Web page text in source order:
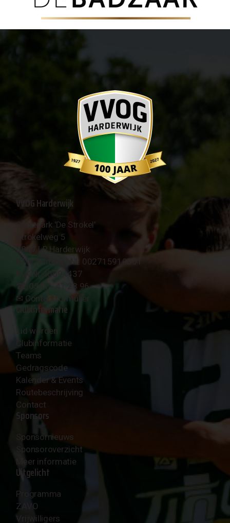
VVOG Harderwijk
Sportpark 'De Strokel'
Strokelweg 5
3847 LR Harderwijk
BTW Nummer NL 002715910B01
KvK Nr 40094437
☎︎ 0341 - 41 28 96
✉︎ Contactformulier
Clubinformatie
Lid worden
Clubinformatie
Teams
Gedragscode
Kalender & Events
Routebeschrijving
Contact
Sponsors
Sponsornieuws
Sponsoroverzicht
Meer informatie
Uitgelicht
Programma
ZAVO
Vrijwilligers